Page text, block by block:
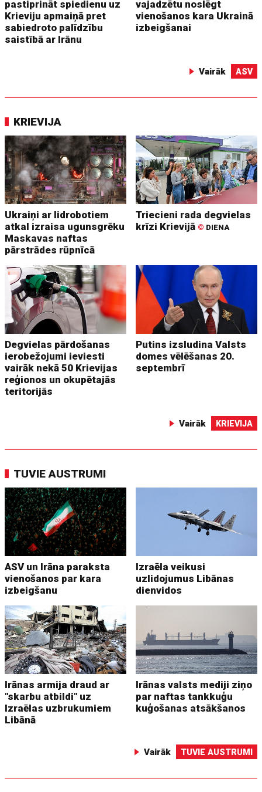
pastiprināt spiedienu uz
Krieviju apmaiņā pret
sabiedroto palīdzību
saistībā ar Irānu
vajadzētu noslēgt
vienošanos kara Ukrainā
izbeigšanai
Vairāk ASV
KRIEVIJA
Ukraiņi ar lidrobotiem
atkal izraisa ugunsgrēku
Maskavas naftas
pārstrādes rūpnīcā
Triecieni rada degvielas
krīzi Krievijā © DIENA
Degvielas pārdošanas
ierobežojumi ieviesti
vairāk nekā 50 Krievijas
reģionos un okupētajās
teritorijās
Putins izsludina Valsts
domes vēlēšanas 20.
septembrī
Vairāk KRIEVIJA
TUVIE AUSTRUMI
ASV un Irāna paraksta
vienošanos par kara
izbeigšanu
Izraēla veikusi
uzlidojumus Libānas
dienvidos
Irānas armija draud ar
"skarbu atbildi" uz
Izraēlas uzbrukumiem
Libānā
Irānas valsts mediji ziņo
par naftas tankkuģu
kuģošanas atsākšanos
Vairāk TUVIE AUSTRUMI